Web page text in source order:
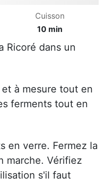
Cuisson
10 min
Ricoré dans un
à mesure tout en
ferments tout en
en verre. Fermez la
marche. Vérifiez
s'il faut